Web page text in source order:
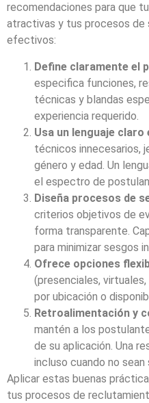
recomendaciones para que
atractivas y tus procesos de
efectivos:
Define claramente el
especifica funciones,
técnicas y blandas
experiencia requerido.
Usa un lenguaje claro
técnicos innecesarios,
género y edad. Un
el espectro de
Diseña procesos de
criterios objetivos de
forma transparente.
para minimizar sesgos
Ofrece opciones
(presenciales,
por ubicación o
Retroalimentación y
mantén a los
de su aplicación. Una
incluso cuando no sean
Aplicar estas buenas
tus procesos de